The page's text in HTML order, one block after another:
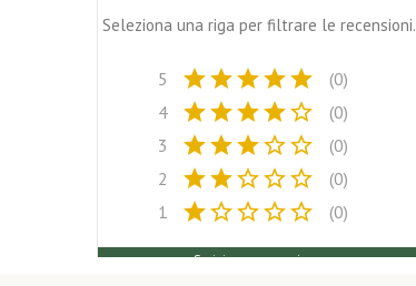
Seleziona una riga per filtrare le recensioni.
5 starstarstarstarstar
(0)
4
starstarstarstarstar_border
(0)
3
starstarstarstar_borderstar_border
(0)
2
starstarstar_borderstar_borderstar_border
(0)
1
starstar_borderstar_borderstar_borderstar_border (0)
Scrivi una recensione